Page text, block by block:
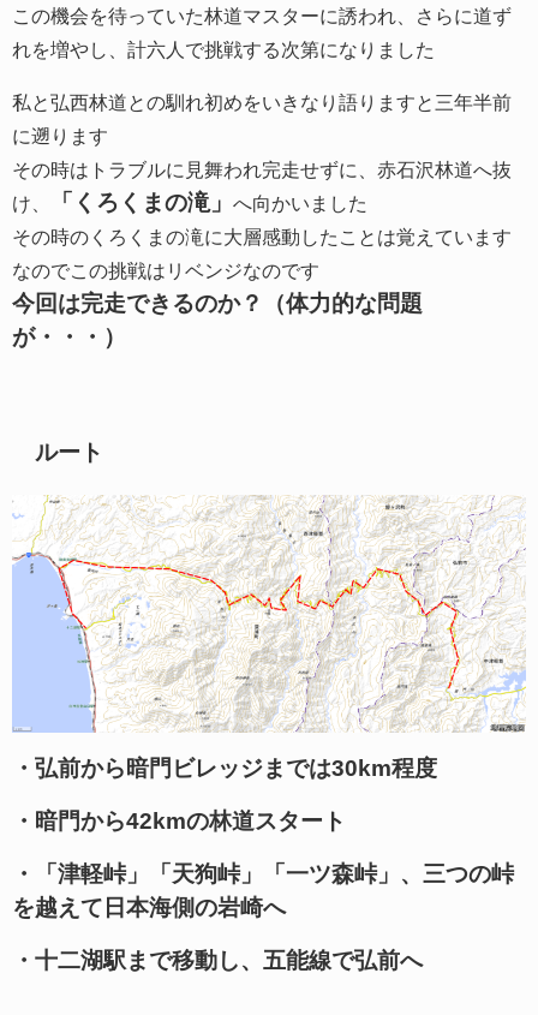
この機会を待っていた林道マスターに誘われ、さらに道ず
れを増やし、計六人で挑戦する次第になりました
私と弘西林道との馴れ初めをいきなり語りますと三年半前
に遡ります
その時はトラブルに見舞われ完走せずに、赤石沢林道へ抜
け、
「くろくまの滝」 へ向かいました
その時のくろくまの滝に大層感動したことは覚えています
なのでこの挑戦はリベンジなのです
今回は完走できるのか？（体力的な問題
が・・・）
ルート
・弘前から暗門ビレッジまでは30km程度
・暗門から42kmの林道スタート
・「津軽峠」「天狗峠」「一ツ森峠」、三つの峠
を越えて日本海側の岩崎へ
・十二湖駅まで移動し、五能線で弘前へ